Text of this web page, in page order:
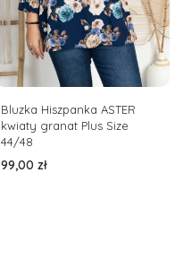
Bluzka Hiszpanka ASTER
kwiaty granat Plus Size
44/48
Cena
99,00 zł